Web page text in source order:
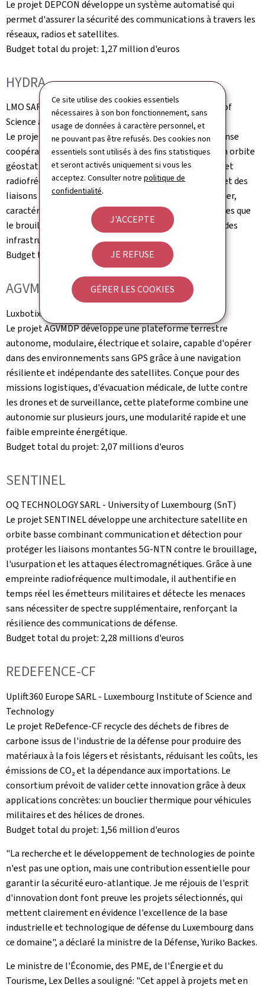
Ce site utilise des cookies essentiels
nécessaires à son bon fonctionnement, sans
usage de données à caractère personnel, et
ne pouvant pas être refusés. Des cookies non
essentiels sont utilisés à des fins statistiques
et seront activés uniquement si vous les
acceptez. Consulter notrepolitique de
confidentialité.
J'ACCEPTE
JE REFUSE
GÉRER LES COOKIES
Le projet DEPCON développe un système automatisé qui
permet d'assurer la sécurité des communications à travers les
réseaux, radios et satellites.
Budget total du projet: 1,27 million d'euros
HYDRA
LMO SARL, INTEGRASYS SARL - Luxembourg Institute of
Science and Technology
Le projet HYDRA développe un système spatial de défense
coopératif pour protéger les satellites stratégiques en orbite
géostationnaire, en combinant des capteurs optiques et
radiofréquences, un traitement embarqué intelligent et des
liaisons inter-satellites sécurisées. Il permet de détecter,
caractériser et contrer en temps réel les menaces, telles que
le brouillage ou les satellites adverses, sans dépendre des
infrastructures terrestres.
Budget total du projet: 1,62 million d'euros
AGVMDP
Luxbotix SA -
Le projet AGVMDP développe une plateforme terrestre
autonome, modulaire, électrique et solaire, capable d'opérer
dans des environnements sans GPS grâce à une navigation
résiliente et indépendante des satellites. Conçue pour des
missions logistiques, d'évacuation médicale, de lutte contre
les drones et de surveillance, cette plateforme combine une
autonomie sur plusieurs jours, une modularité rapide et une
faible empreinte énergétique.
Budget total du projet: 2,07 millions d'euros
SENTINEL
OQ TECHNOLOGYSARL - University of Luxembourg (SnT)
Le projet SENTINEL développe une architecture satellite en
orbite basse combinant communication et détection pour
protéger les liaisons montantes 5G‑NTN contre le brouillage,
l'usurpation et les attaques électromagnétiques. Grâce à une
empreinte radiofréquence multimodale, il authentifie en
temps réel les émetteurs militaires et détecte les menaces
sans nécessiter de spectre supplémentaire, renforçant la
résilience des communications de défense.
Budget total du projet: 2,28 millions d'euros
REDEFENCE-CF
Uplift360 Europe SARL - Luxembourg Institute of Science and
Technology
Le projet ReDefence‑CF recycle des déchets de fibres de
carbone issus de l'industrie de la défense pour produire des
matériaux à la fois légers et résistants, réduisant les coûts, les
émissions de CO₂ et la dépendance aux importations. Le
consortium prévoit de valider cette innovation grâce à deux
applications concrètes: un bouclier thermique pour véhicules
militaires et des hélices de drones.
Budget total du projet: 1,56 million d'euros
"La recherche et le développement de technologies de pointe
n'est pas une option, mais une contribution essentielle pour
garantir la sécurité euro-atlantique. Je me réjouis de l'esprit
d'innovation dont font preuve les projets sélectionnés, qui
mettent clairement en évidence l'excellence de la base
industrielle et technologique de défense du Luxembourg dans
ce domaine", a déclaré la ministre de la Défense, Yuriko Backes.
Le ministre de l'Économie, des PME, de l'Énergie et du
Tourisme, Lex Delles a souligné: "Cet appel à projets met en